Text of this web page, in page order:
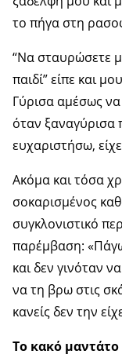
το πήγα στη
“Να σταυρώσετε
παιδί” είπε και
Γύρισα αμέσως
όταν ξαναγύρισα
ευχαριστήσω, είχε
Ακόμα και τόσα
σοκαρισμένος
συγκλονιστικό
παρέμβαση:
και δεν γινόταν
να τη βρω στις
κανείς δεν την
Το κακό μαντάτο